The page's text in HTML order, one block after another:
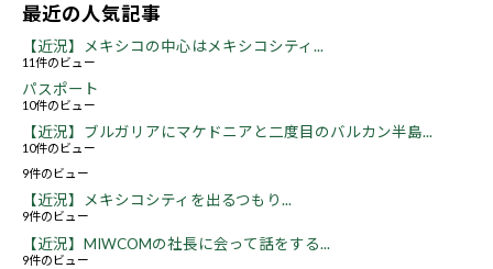
最近の人気記事
【近況】メキシコの中心はメキシコシティ...
11件のビュー
パスポート
10件のビュー
【近況】ブルガリアにマケドニアと二度目のバルカン半島...
10件のビュー
9件のビュー
【近況】メキシコシティを出るつもり...
9件のビュー
【近況】MIWCOMの社長に会って話をする...
9件のビュー